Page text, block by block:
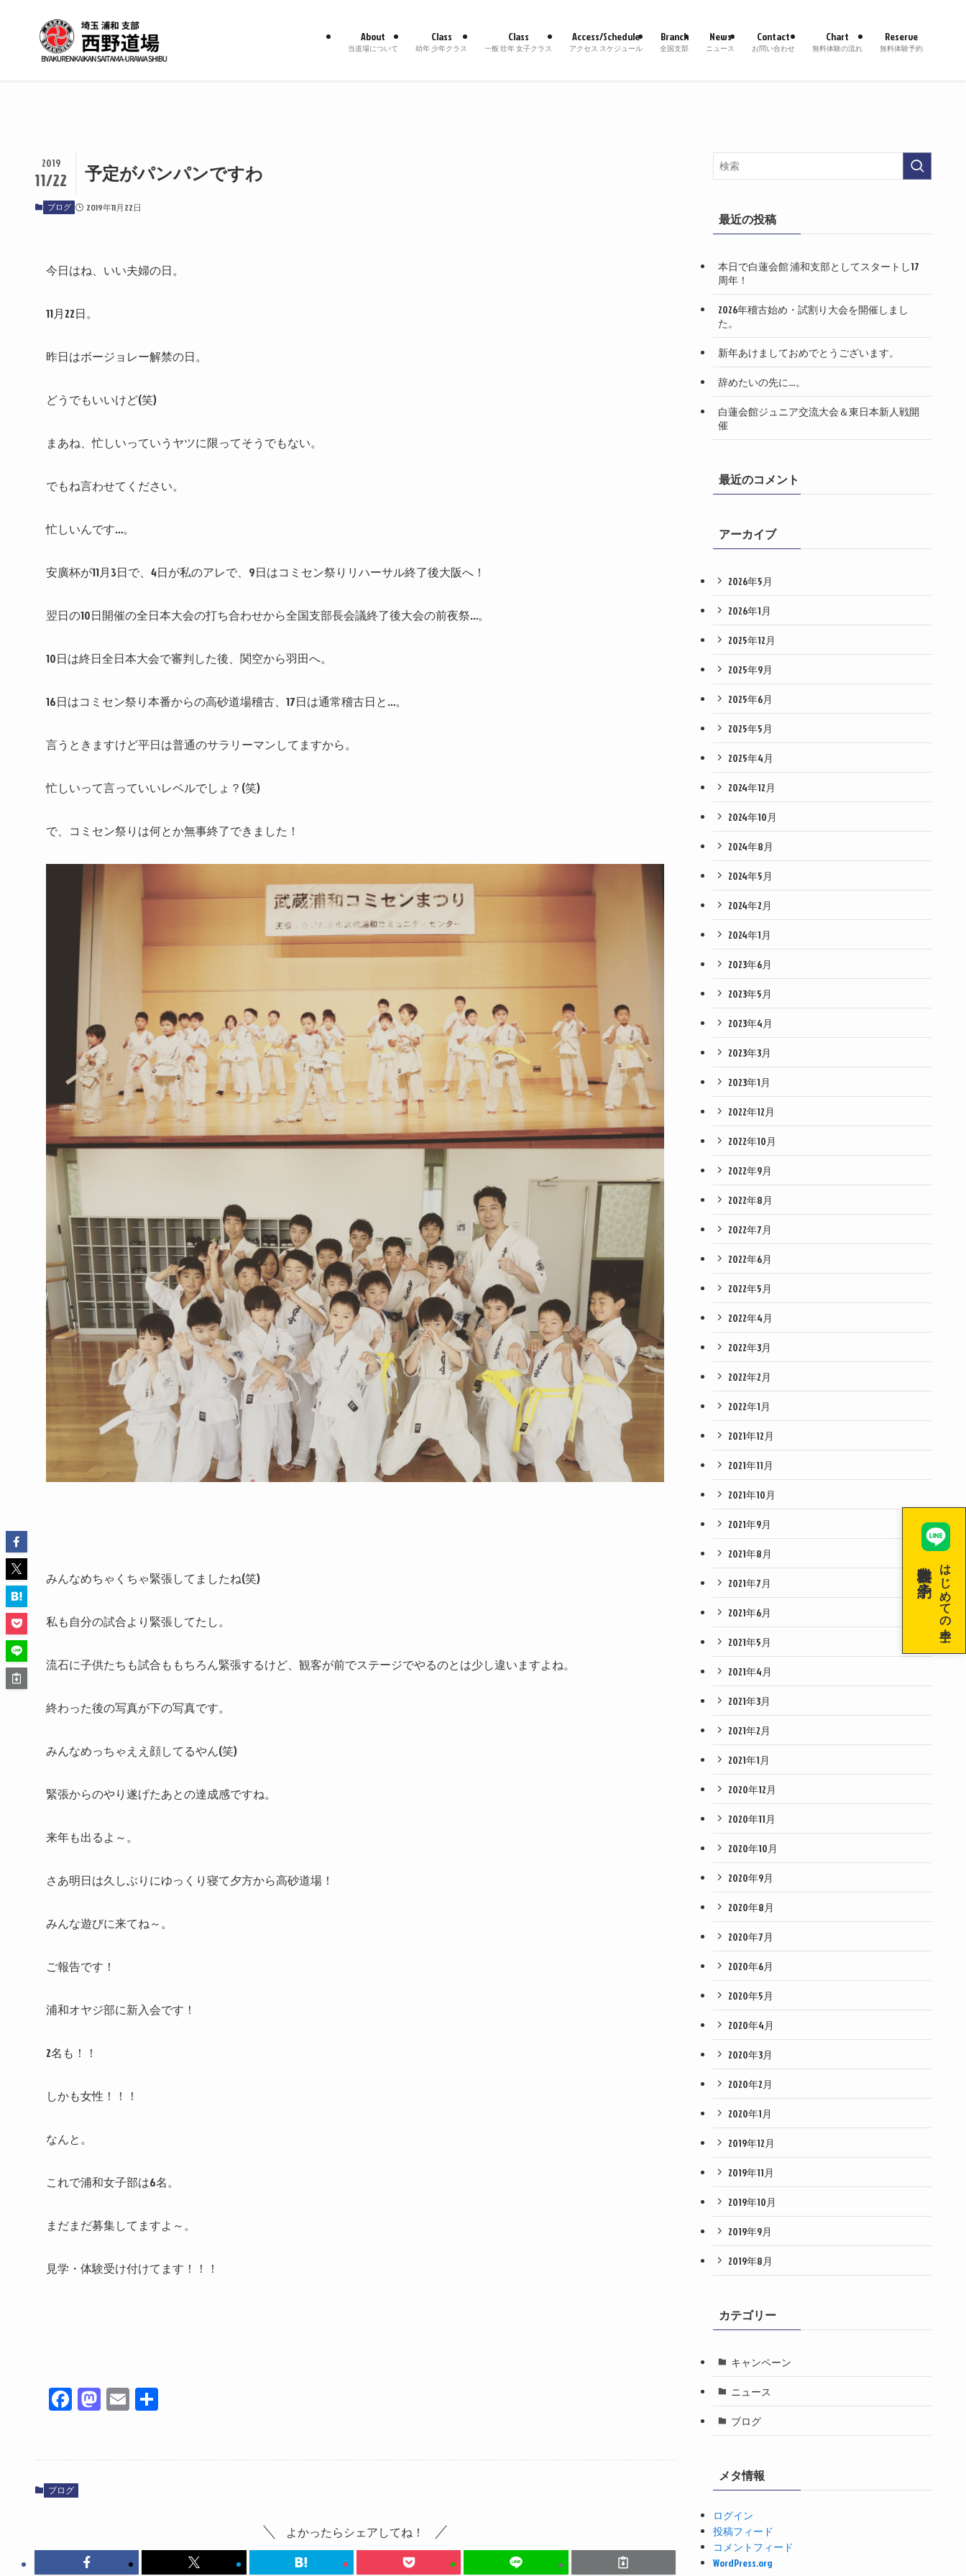
About
当道場について
Class
幼年 少年クラス
Class
一般 壮年 女子クラス
Access/Schedule
アクセス スケジュール
Branch
全国支部
News
ニュース
Contact
お問い合わせ
Chart
無料体験の流れ
Reserve
無料体験予約
予定がパンパンですわ
2019
11/22
ブログ 2019年11月22日
今日はね、いい夫婦の日。
11月22日。
昨日はボージョレー解禁の日。
どうでもいいけど(笑)
まあね、忙しいっていうヤツに限ってそうでもない。
でもね言わせてください。
忙しいんです…。
安廣杯が11月3日で、4日が私のアレで、9日はコミセン祭りリハーサル終了後大阪へ！
翌日の10日開催の全日本大会の打ち合わせから全国支部長会議終了後大会の前夜祭…。
10日は終日全日本大会で審判した後、関空から羽田へ。
16日はコミセン祭り本番からの高砂道場稽古、17日は通常稽古日と…。
言うときますけど平日は普通のサラリーマンしてますから。
忙しいって言っていいレベルでしょ？(笑)
で、コミセン祭りは何とか無事終了できました！
みんなめちゃくちゃ緊張してましたね(笑)
私も自分の試合より緊張してたし。
流石に子供たちも試合ももちろん緊張するけど、観客が前でステージでやるのとは少し違いますよね。
終わった後の写真が下の写真です。
みんなめっちゃええ顔してるやん(笑)
緊張からのやり遂げたあとの達成感ですね。
来年も出るよ～。
さあ明日は久しぶりにゆっくり寝て夕方から高砂道場！
みんな遊びに来てね～。
ご報告です！
浦和オヤジ部に新入会です！
2名も！！
しかも女性！！！
なんと。
これで浦和女子部は6名。
まだまだ募集してますよ～。
見学・体験受け付けてます！！！
Fa
ce
ok
M
as
do
E
m
ブログ
よかったらシェアしてね！
最近の投稿
本日で白蓮会館 浦和支部としてスタートし17
周年！
2026年稽古始め・試割り大会を開催しまし
た。
新年あけましておめでとうございます。
辞めたいの先に…。
白蓮会館ジュニア交流大会＆東日本新人戦開
催
最近のコメント
アーカイブ
2026年5月
2026年1月
2025年12月
2025年9月
2025年6月
2025年5月
2025年4月
2024年12月
2024年10月
2024年8月
2024年5月
2024年2月
2024年1月
2023年6月
2023年5月
2023年4月
2023年3月
2023年1月
2022年12月
2022年10月
2022年9月
2022年8月
2022年7月
2022年6月
2022年5月
2022年4月
2022年3月
2022年2月
2022年1月
2021年12月
2021年11月
2021年10月
2021年9月
2021年8月
2021年7月
2021年6月
2021年5月
2021年4月
2021年3月
2021年2月
2021年1月
2020年12月
2020年11月
2020年10月
2020年9月
2020年8月
2020年7月
2020年6月
2020年5月
2020年4月
2020年3月
2020年2月
2020年1月
2019年12月
2019年11月
2019年10月
2019年9月
2019年8月
カテゴリー
キャンペーン
ニュース
ブログ
メタ情報
ログイン
投稿フィード
コメントフィード
WordPress.org
はじめての空手！
無料体験を予約！